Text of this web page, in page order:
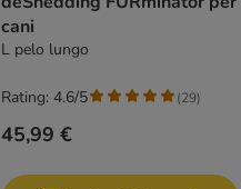
cani
L pelo lungo
45,99 €
Rating: 4.6/5 (29)